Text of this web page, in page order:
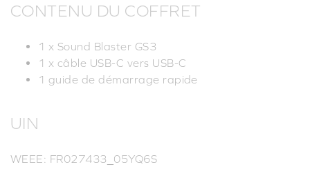
CONTENU DU COFFRET
1 x Sound Blaster GS3
1 x câble USB-C vers USB-C
1 guide de démarrage rapide
UIN
WEEE: FR027433_05YQ6S